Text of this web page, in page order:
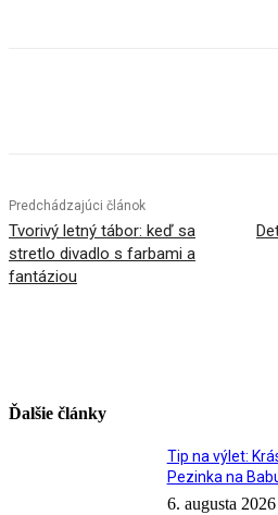
Predchádzajúci článok
Tvorivý letný tábor: keď sa
stretlo divadlo s farbami a
fantáziou
Ďalšie články
Tip na výlet:
Pezinka na
6. augusta 2026